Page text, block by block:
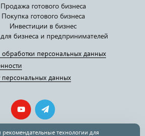
Продажа готового бизнеса
Покупка готового бизнеса
Инвестиции в бизнес
для бизнеса и предпринимателей
персональных данных
персональных данных
технологии для